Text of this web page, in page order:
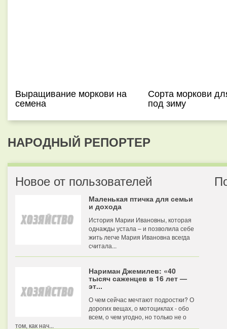
Выращивание моркови на
семена
Сорта моркови
под зиму
НАРОДНЫЙ РЕПОРТЕР
Новое от пользователей
Маленькая птичка для семьи
и дохода
История Марии Ивановны, которая
однажды устала – и позволила себе
жить легче Мария Ивановна всегда
считала...
Нариман Джемилев: «40
тысяч саженцев в 16 лет —
эт...
О чем сейчас мечтают подростки? О
дорогих вещах, о мотоциклах - обо
всем, о чем угодно, но только не о
том, как нач...